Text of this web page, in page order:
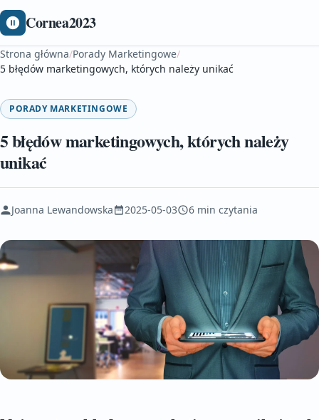
Cornea2023
Strona główna/Porady Marketingowe/
5 błędów marketingowych, których należy unikać
PORADY MARKETINGOWE
5 błędów marketingowych, których należy
unikać
Joanna Lewandowska 2025-05-03 6 min czytania